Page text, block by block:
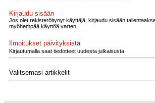
Kirjaudu sisään
Jos olet rekisteröitynyt käyttäjä, kirjaudu sisään
myöhempää käyttöä varten.
Ilmoitukset päivityksistä
Kirjautumalla saat tiedotteet uudesta julkaisusta
Valitsemasi artikkelit